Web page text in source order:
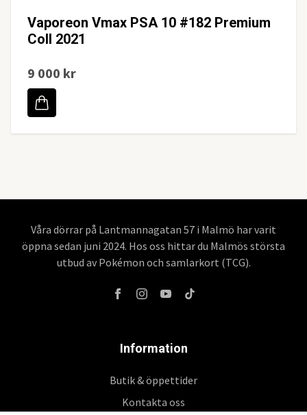
Vaporeon Vmax PSA 10 #182 Premium
Coll 2021
9 000 kr
Våra dörrar på Lantmannagatan 57 i Malmö har varit
öppna sedan juni 2024. Hos oss hittar du Malmös största
utbud av Pokémon och samlarkort (TCG).
Information
Butik & öppettider
Kontakta oss